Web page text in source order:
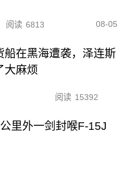
阅读 6813 08-05
船在黑海遭袭，泽连斯
大麻烦
阅读 15392
里外一剑封喉F-15J